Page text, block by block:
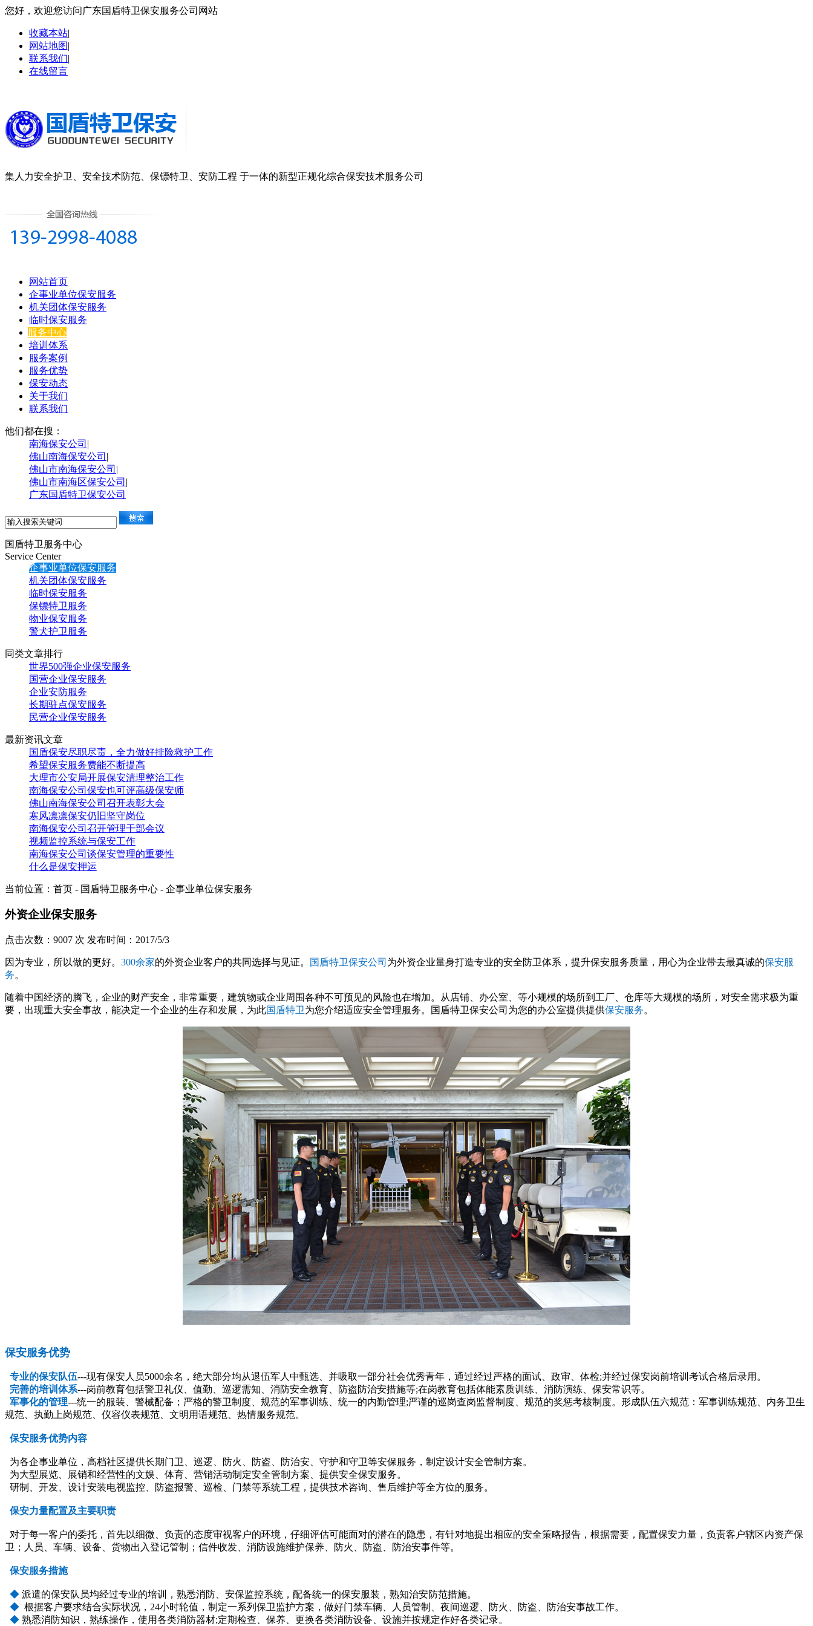
您好，欢迎您访问广东国盾特卫保安服务公司网站
收藏本站|
网站地图|
联系我们|
在线留言
集人力安全护卫、安全技术防范、保镖特卫、安防工程 于一体的新型正规化综合保安技术服务公司
网站首页
企事业单位保安服务
机关团体保安服务
临时保安服务
服务中心
培训体系
服务案例
服务优势
保安动态
关于我们
联系我们
他们都在搜：
南海保安公司 |
佛山南海保安公司 |
佛山市南海保安公司 |
佛山市南海区保安公司 |
广东国盾特卫保安公司
国盾特卫服务中心
Service Center
企事业单位保安服务
机关团体保安服务
临时保安服务
保镖特卫服务
物业保安服务
警犬护卫服务
同类文章排行
世界500强企业保安服务
国营企业保安服务
企业安防服务
长期驻点保安服务
民营企业保安服务
最新资讯文章
国盾保安尽职尽责，全力做好排险救护工作
希望保安服务费能不断提高
大理市公安局开展保安清理整治工作
南海保安公司保安也可评高级保安师
佛山南海保安公司召开表彰大会
寒风凛凛保安仍旧坚守岗位
南海保安公司召开管理干部会议
视频监控系统与保安工作
南海保安公司谈保安管理的重要性
什么是保安押运
当前位置：首页 - 国盾特卫服务中心 - 企事业单位保安服务
外资企业保安服务
点击次数：9007 次 发布时间：2017/5/3
因为专业，所以做的更好。 300余家的外资企业客户的共同选择与见证。 国盾特卫保安公司 为外资企业量身打造专业的安全防卫体系，提升保安服务质量，用心为企业带去最真诚的保安服
务。
随着中国经济的腾飞，企业的财产安全，非常重要，建筑物或企业周围各种不可预见的风险也在增加。从店铺、办公室、等小规模的场所到工厂、仓库等大规模的场所，对安全需求极为重
要，出现重大安全事故，能决定一个企业的生存和发展，为此国盾特卫为您介绍适应安全管理服务。国盾特卫保安公司为您的办公室提供提供保安服务。
保安服务优势
专业的保安队伍---现有保安人员5000余名，绝大部分均从退伍军人中甄选、并吸取一部分社会优秀青年，通过经过严格的面试、政审、体检;并经过保安岗前培训考试合格后录用。
完善的培训体系---岗前教育包括警卫礼仪、值勤、巡逻需知、消防安全教育、防盗防治安措施等;在岗教育包括体能素质训练、消防演练、保安常识等。
军事化的管理---统一的服装、警械配备；严格的警卫制度、规范的军事训练、统一的内勤管理;严谨的巡岗查岗监督制度、规范的奖惩考核制度。形成队伍六规范：军事训练规范、内务卫生
规范、执勤上岗规范、仪容仪表规范、文明用语规范、热情服务规范。
保安服务优势内容
为各企事业单位，高档社区提供长期门卫、巡逻、防火、防盗、防治安、守护和守卫等安保服务，制定设计安全管制方案。
为大型展览、展销和经营性的文娱、体育、营销活动制定安全管制方案、提供安全保安服务。
研制、开发、设计安装电视监控、防盗报警、巡检、门禁等系统工程，提供技术咨询、售后维护等全方位的服务。
保安力量配置及主要职责
对于每一客户的委托，首先以细微、负责的态度审视客户的环境，仔细评估可能面对的潜在的隐患，有针对地提出相应的安全策略报告，根据需要，配置保安力量，负责客户辖区内资产保
卫；人员、车辆、设备、货物出入登记管制；信件收发、消防设施维护保养、防火、防盗、防治安事件等。
保安服务措施
◆ 派遣的保安队员均经过专业的培训，熟悉消防、安保监控系统，配备统一的保安服装，熟知治安防范措施。
◆ 根据客户要求结合实际状况，24小时轮值，制定一系列保卫监护方案，做好门禁车辆、人员管制、夜间巡逻、防火、防盗、防治安事故工作。
◆ 熟悉消防知识，熟练操作，使用各类消防器材;定期检查、保养、更换各类消防设备、设施并按规定作好各类记录。